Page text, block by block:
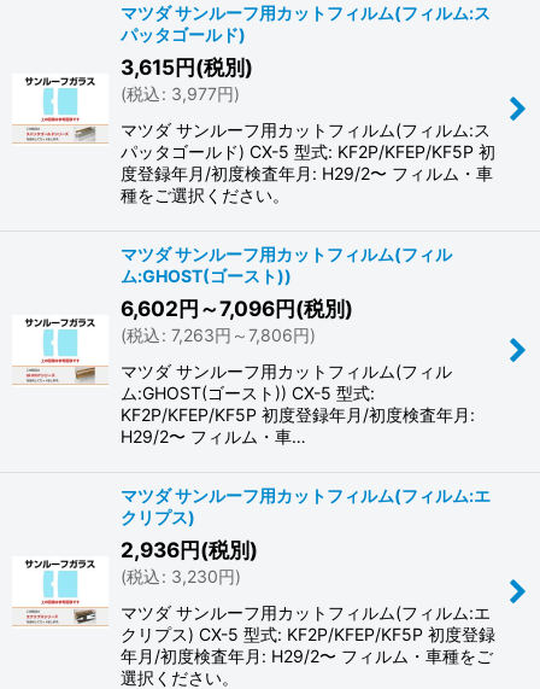
マツダ サンルーフ用カットフィルム(フィルム:ス
パッタゴールド)
3,615円(税別)
(税込: 3,977円)
マツダ サンルーフ用カットフィルム(フィルム:ス
パッタゴールド) CX-5 型式: KF2P/KFEP/KF5P 初
度登録年月/初度検査年月: H29/2〜 フィルム・車
種をご選択ください。
マツダ サンルーフ用カットフィルム(フィル
ム:GHOST(ゴースト))
6,602円～7,096円(税別)
(税込: 7,263円 ～7,806円)
マツダ サンルーフ用カットフィルム(フィル
ム:GHOST(ゴースト)) CX-5 型式:
KF2P/KFEP/KF5P 初度登録年月/初度検査年月:
H29/2〜 フィルム・車…
マツダ サンルーフ用カットフィルム(フィルム:エ
クリプス)
2,936円(税別)
(税込: 3,230円)
マツダ サンルーフ用カットフィルム(フィルム:エ
クリプス) CX-5 型式: KF2P/KFEP/KF5P 初度登録
年月/初度検査年月: H29/2〜 フィルム・車種をご
選択ください。